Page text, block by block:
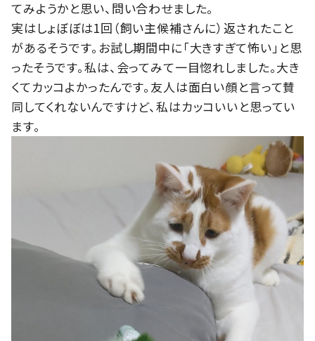
てみようかと思い、問い合わせました。
実はしょぼぼは1回（飼い主候補さんに）返されたこと
があるそうです。お試し期間中に「大きすぎて怖い」と思
ったそうです。私は、会ってみて一目惚れしました。大き
くてカッコよかったんです。友人は面白い顔と言って賛
同してくれないんですけど、私はカッコいいと思ってい
ます。